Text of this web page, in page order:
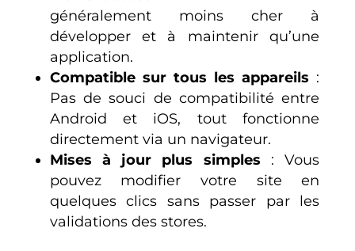
généralement moins cher à
développer et à maintenir qu’une
application.
Compatible sur tous les appareils :
Pas de souci de compatibilité entre
Android et iOS, tout fonctionne
directement via un navigateur.
Mises à jour plus simples : Vous
pouvez modifier votre site en
quelques clics sans passer par les
validations des stores.